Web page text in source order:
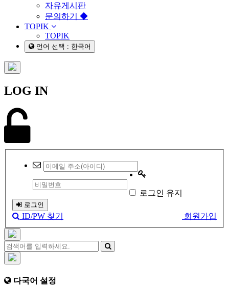
자유게시판
문의하기 ◆
TOPIK
TOPIK
언어 선택 : 한국어
LOG IN
로그인 유지
로그인
회원가입
ID/PW 찾기
다국어 설정